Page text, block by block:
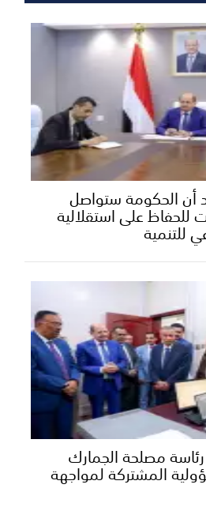
أن الحكومة ستواصل
للحفاظ على استقلالية
للتنمية
رئاسة مصلحة الجمارك
المشتركة لمواجهة